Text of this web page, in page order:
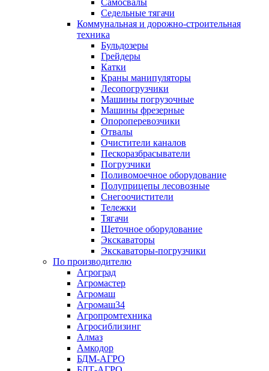
Самосвалы
Седельные тягачи
Коммунальная и дорожно-строительная
техника
Бульдозеры
Грейдеры
Катки
Краны манипуляторы
Лесопогрузчики
Машины погрузочные
Машины фрезерные
Опороперевозчики
Отвалы
Очистители каналов
Пескоразбрасыватели
Погрузчики
Поливомоечное оборудование
Полуприцепы лесовозные
Снегоочистители
Тележки
Тягачи
Щеточное оборудование
Экскаваторы
Экскаваторы-погрузчики
По производителю
Агроград
Агромастер
Агромаш
Агромаш34
Агропромтехника
Агросиблизинг
Алмаз
Амкодор
БДМ-АГРО